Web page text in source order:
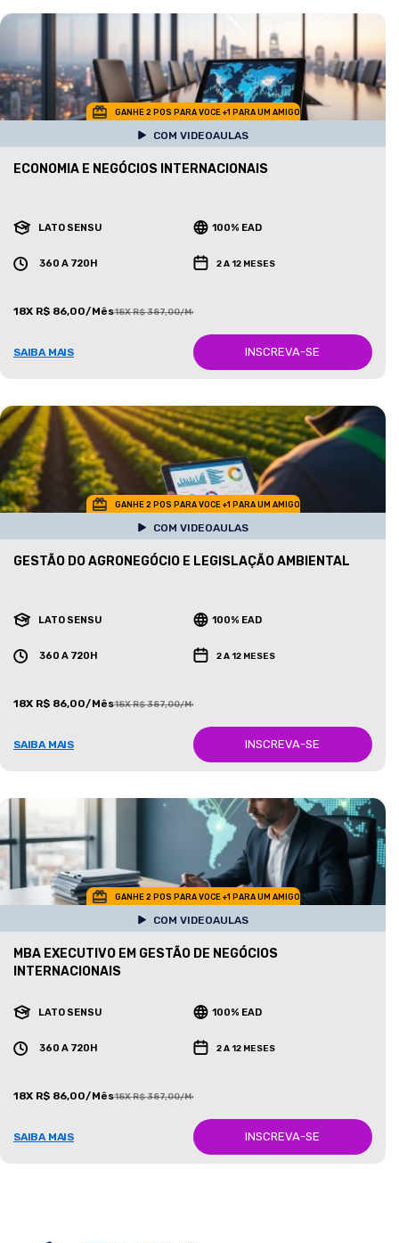
GANHE 2 POS PARA VOCE +1 PARA UM AMIGO
COM VIDEOAULAS
ECONOMIA E NEGÓCIOS INTERNACIONAIS
LATO SENSU 100% EAD
360 A 720H 2 A 12 MESES
18X R$ 86,00/Mês18X R$ 387,00/Mês
SAIBA MAIS INSCREVA-SE
GANHE 2 POS PARA VOCE +1 PARA UM AMIGO
COM VIDEOAULAS
GESTÃO DO AGRONEGÓCIO E LEGISLAÇÃO AMBIENTAL
LATO SENSU 100% EAD
360 A 720H 2 A 12 MESES
18X R$ 86,00/Mês18X R$ 387,00/Mês
SAIBA MAIS INSCREVA-SE
GANHE 2 POS PARA VOCE +1 PARA UM AMIGO
COM VIDEOAULAS
MBA EXECUTIVO EM GESTÃO DE NEGÓCIOS
INTERNACIONAIS
LATO SENSU 100% EAD
360 A 720H 2 A 12 MESES
18X R$ 86,00/Mês18X R$ 387,00/Mês
SAIBA MAIS INSCREVA-SE